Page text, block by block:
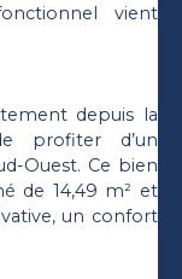
vient
depuis la
profiter d’un
Ouest. Ce bien
de 14,49 m² et
un confort